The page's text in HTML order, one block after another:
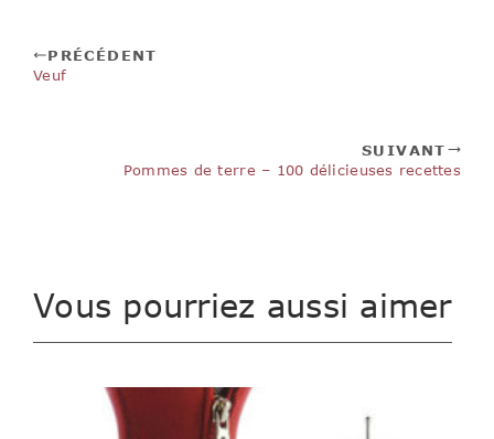
PRÉCÉDENT
Veuf
SUIVANT
Pommes de terre – 100 délicieuses recettes
Vous pourriez aussi aimer